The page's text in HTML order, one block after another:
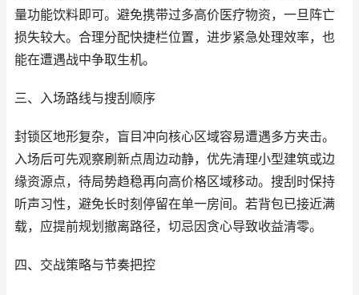
量功能饮料即可。避免携带过多高价医疗物资，一旦阵亡
损失较大。合理分配快捷栏位置，进步紧急处理效率，也
能在遭遇战中争取生机。
三、入场路线与搜刮顺序
封锁区地形复杂，盲目冲向核心区域容易遭遇多方夹击。
入场后可先观察刷新点周边动静，优先清理小型建筑或边
缘资源点，待局势趋稳再向高价格区域移动。搜刮时保持
听声习性，避免长时刻停留在单一房间。若背包已接近满
载，应提前规划撤离路径，切忌因贪心导致收益清零。
四、交战策略与节奏把控